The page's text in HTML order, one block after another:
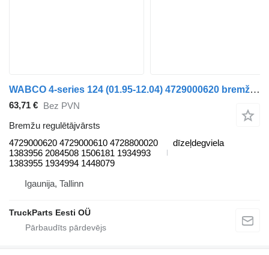
WABCO 4-series 124 (01.95-12.04) 4729000620 bremžu regulētājvārsts paredzēts Scania 4-series (1995-2006) vilcēja
63,71 € Bez PVN
Bremžu regulētājvārsts
4729000620 4729000610 4728800020
1383956 2084508 1506181 1934993
1383955 1934994 1448079
dīzeļdegviela
Igaunija, Tallinn
TruckParts Eesti OÜ